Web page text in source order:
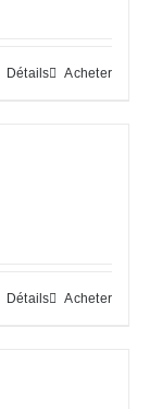
Acheter
Détails
Acheter
Détails